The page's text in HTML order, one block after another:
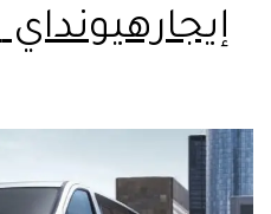
إيجارهيونداي H1 فان عائلي